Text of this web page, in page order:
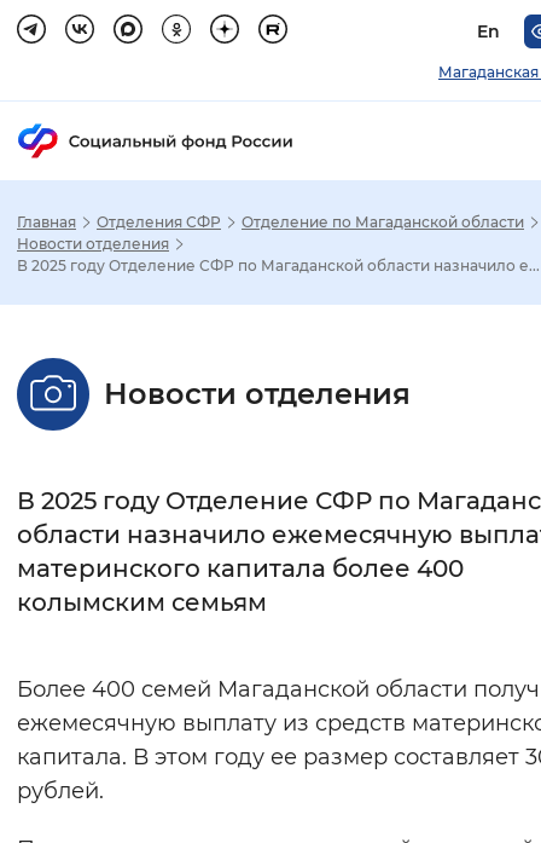
En
Настройка режима отображения
Стандартный Увеличенный
Цвет сайта
Монохромный Инверсивный
Главная Отделения СФР
Отделение по Магаданской области
Новости отделения
В 2025 году Отделение СФР по Магаданской области назначило е...
Новости отделения
В 2025 году Отделение СФР по
области назначило ежемесячную
материнского капитала более 400
колымским семьям
Более 400 семей Магаданской области
ежемесячную выплату из средств
капитала. В этом году ее размер составляет
рублей.